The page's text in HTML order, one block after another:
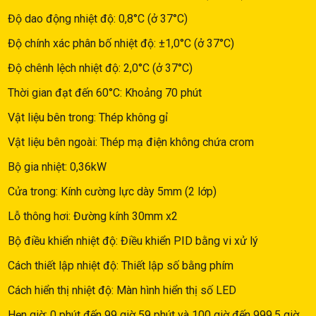
Độ dao động nhiệt độ: 0,8°C (ở 37°C)
Độ chính xác phân bố nhiệt độ: ±1,0°C (ở 37°C)
Độ chênh lệch nhiệt độ: 2,0°C (ở 37°C)
Thời gian đạt đến 60°C: Khoảng 70 phút
Vật liệu bên trong: Thép không gỉ
Vật liệu bên ngoài: Thép mạ điện không chứa crom
Bộ gia nhiệt: 0,36kW
Cửa trong: Kính cường lực dày 5mm (2 lớp)
Lỗ thông hơi: Đường kính 30mm x2
Bộ điều khiển nhiệt độ: Điều khiển PID bằng vi xử lý
Cách thiết lập nhiệt độ: Thiết lập số bằng phím
Cách hiển thị nhiệt độ: Màn hình hiển thị số LED